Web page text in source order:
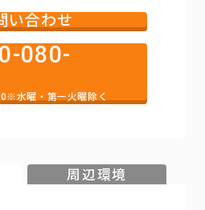
い合わせ
080-
水曜・第一火曜除く
周辺環境